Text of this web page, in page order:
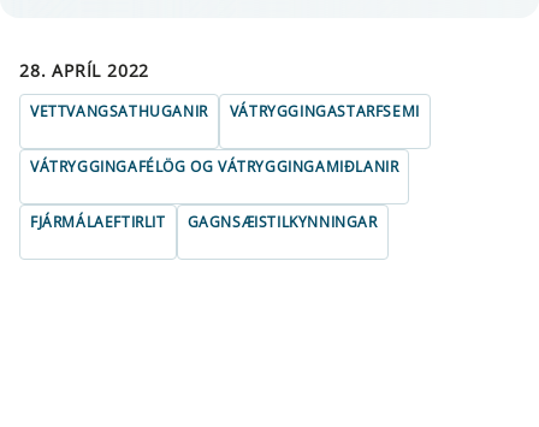
28. APRÍL 2022
VETTVANGSATHUGANIR VÁTRYGGINGASTARFSEMI
VÁTRYGGINGAFÉLÖG OG VÁTRYGGINGAMIÐLANIR
FJÁRMÁLAEFTIRLIT GAGNSÆISTILKYNNINGAR